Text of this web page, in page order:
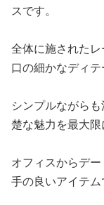
スです。
全体に施された
口の細かなディテ
シンプルながら
楚な魅力を最大限
オフィスからデ
手の良いアイテム